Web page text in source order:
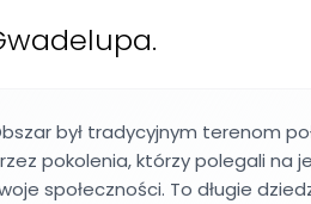
był tradycyjnym terenom
pokolenia, którzy polegali na
społeczności. To długie